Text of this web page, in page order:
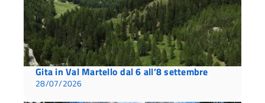
Gita in Val Martello dal 6 all’8 settembre
28/07/2026